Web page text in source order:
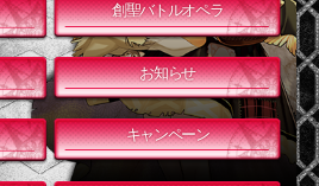
創聖バトルオペラ
お知らせ
キャンペーン